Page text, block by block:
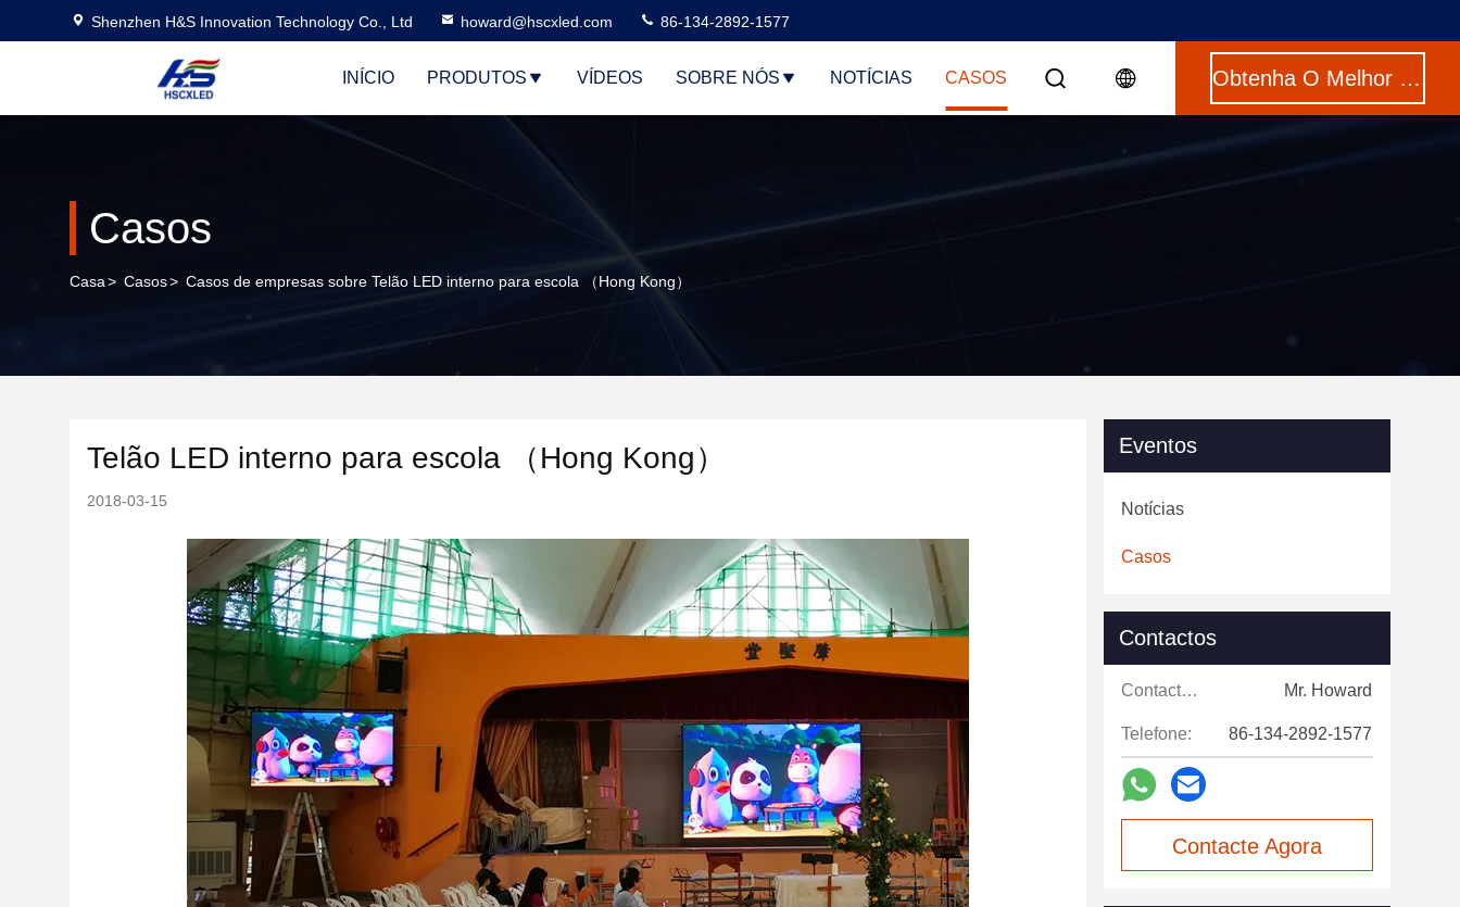
Shenzhen H&S Innovation Technology Co., Ltd howard@hscxled.com 86-134-2892-1577
INÍCIO PRODUTOS VÍDEOS SOBRE NÓS NOTÍCIAS CASOS Obtenha O Melhor Preço
Casos
Casa> Casos> Casos de empresas sobre Telão LED interno para escola （Hong Kong）
Telão LED interno para escola （Hong Kong）
2018-03-15
Eventos
Notícias
Casos
Contactos
Contactos: Mr. Howard
Telefone: 86-134-2892-1577
Contacte Agora